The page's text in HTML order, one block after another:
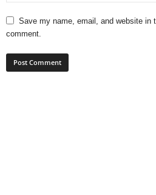
Save my name, email, and website in
comment.